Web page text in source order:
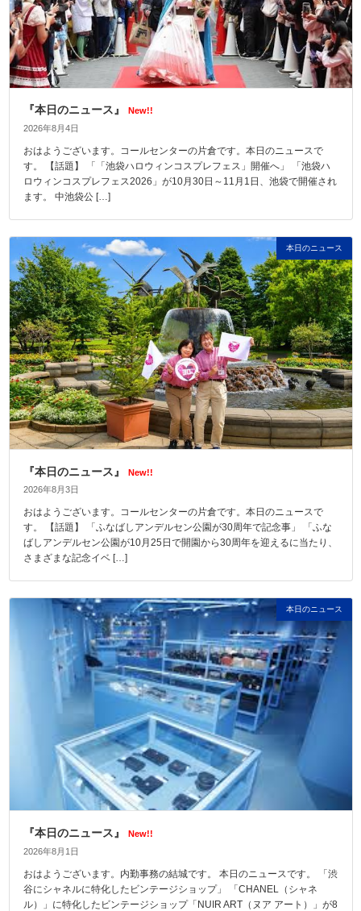
『本日のニュース』
New!!
2026年8月4日
おはようございます。コールセンターの片倉です。本日のニュースで
す。 【話題】 「「池袋ハロウィンコスプレフェス」開催へ」 「池袋ハ
ロウィンコスプレフェス2026」が10月30日～11月1日、池袋で開催され
ます。 中池袋公 […]
本日のニュース
『本日のニュース』
New!!
2026年8月3日
おはようございます。コールセンターの片倉です。本日のニュースで
す。 【話題】 「ふなばしアンデルセン公園が30周年で記念事」 「ふな
ばしアンデルセン公園が10月25日で開園から30周年を迎えるに当たり、
さまざまな記念イベ […]
本日のニュース
『本日のニュース』
New!!
2026年8月1日
おはようございます。内勤事務の結城です。 本日のニュースです。 「渋
谷にシャネルに特化したビンテージショップ」 「CHANEL（シャネ
ル）」に特化したビンテージショップ「NUIR ART（ヌア アート）」が8